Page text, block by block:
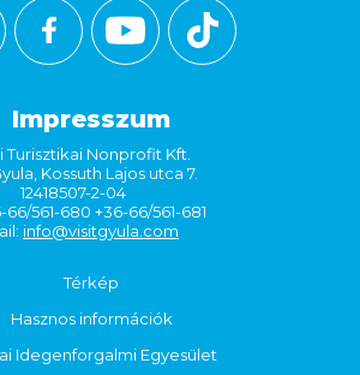
Impresszum
Turisztikai Nonprofit Kft.
Kossuth Lajos utca 7.
12418507-2-04
66/561-680 +36-66/561-681
info@visitgyula.com
Térkép
Hasznos információk
Idegenforgalmi Egyesület